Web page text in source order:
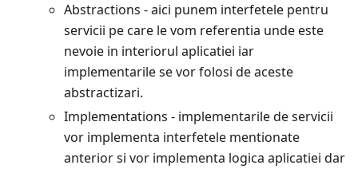
Abstractions - aici punem interfetele pentru
servicii pe care le vom referentia unde este
nevoie in interiorul aplicatiei iar
implementarile se vor folosi de aceste
abstractizari.
Implementations - implementarile de servicii
vor implementa interfetele mentionate
anterior si vor implementa logica aplicatiei dar